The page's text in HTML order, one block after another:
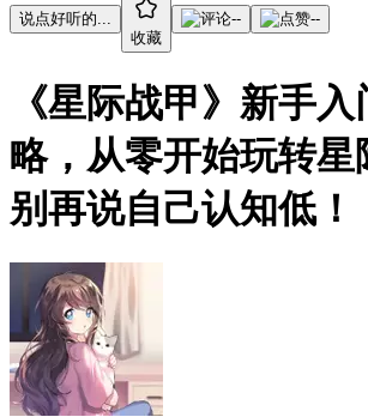
说点好听的...
收藏
-- --
《星际战甲》新手
略，从零开始玩转星
别再说自己认知低！